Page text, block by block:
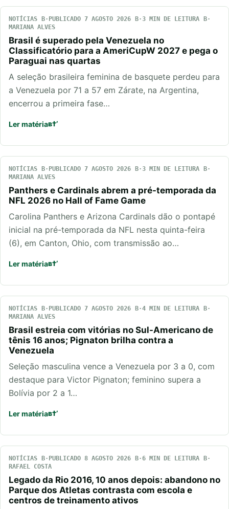
NOTÍCIAS PUBLICADO 7 AGOSTO 2026
3 MIN DE LEITURA
MARIANA ALVES
Brasil é superado pela Venezuela no
Classificatório para a AmeriCupW 2027 e pega o
Paraguai nas quartas
A seleção brasileira feminina de basquete perdeu para
a Venezuela por 71 a 57 em Zárate, na Argentina,
encerrou a primeira fase…
Ler matéria
NOTÍCIAS PUBLICADO 7 AGOSTO 2026
3 MIN DE LEITURA
MARIANA ALVES
Panthers e Cardinals abrem a pré-temporada da
NFL 2026 no Hall of Fame Game
Carolina Panthers e Arizona Cardinals dão o pontapé
inicial na pré-temporada da NFL nesta quinta-feira
(6), em Canton, Ohio, com transmissão ao…
Ler matéria
NOTÍCIAS PUBLICADO 7 AGOSTO 2026
4 MIN DE LEITURA
MARIANA ALVES
Brasil estreia com vitórias no Sul-Americano de
tênis 16 anos; Pignaton brilha contra a
Venezuela
Seleção masculina vence a Venezuela por 3 a 0, com
destaque para Victor Pignaton; feminino supera a
Bolívia por 2 a 1…
Ler matéria
NOTÍCIAS PUBLICADO 8 AGOSTO 2026
6 MIN DE LEITURA
RAFAEL COSTA
Legado da Rio 2016, 10 anos depois: abandono no
Parque dos Atletas contrasta com escola e
centros de treinamento ativos